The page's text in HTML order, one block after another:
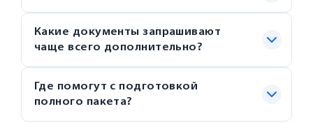
Какие документы запрашивают
чаще всего дополнительно?
Где помогут с подготовкой
полного пакета?